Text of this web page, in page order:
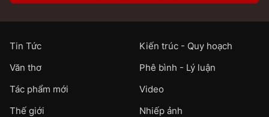
Tin Tức
Kiến trúc - Quy hoạch
Văn thơ
Phê bình - Lý luận
Tác phẩm mới
Video
Thế giới
Nhiếp ảnh